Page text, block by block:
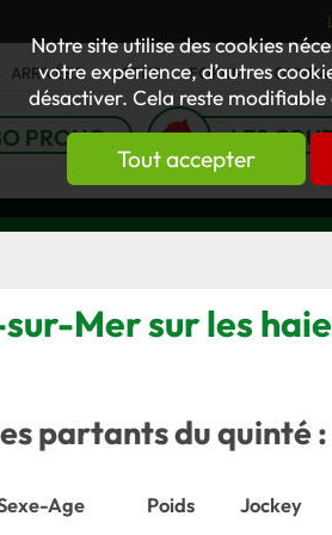
Notre site utilise des cookies
votre expérience, d’autres
désactiver. Cela reste
Tout accepter
ARRIVÉES ACTUS FORUM
PRONO LES
Mer sur les
partants du quinté :
Age Poids Jockey